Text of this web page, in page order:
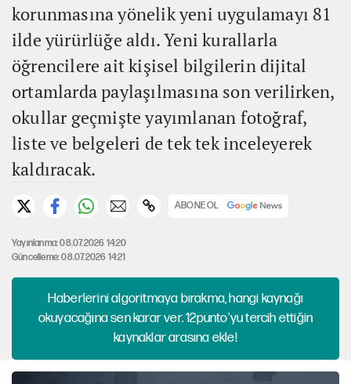
korunmasına yönelik yeni uygulamayı 81
ilde yürürlüğe aldı. Yeni kurallarla
öğrencilere ait kişisel bilgilerin dijital
ortamlarda paylaşılmasına son verilirken,
okullar geçmişte yayımlanan fotoğraf,
liste ve belgeleri de tek tek inceleyerek
kaldıracak.
ABONE OL
Yayınlanma: 08.07.2026 14:20
Güncelleme: 08.07.2026 14:21
Haberlerini algoritmaya bırakma, hangi kaynağı
okuyacağına sen karar ver. 12punto'yu tercih ettiğin
kaynaklar arasına ekle!